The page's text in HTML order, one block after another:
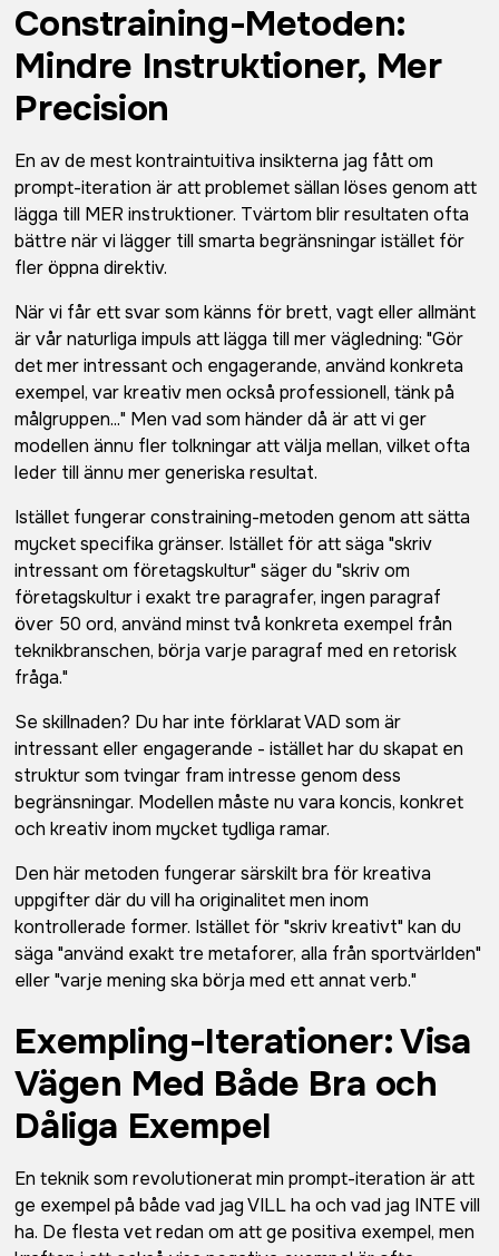
Constraining-Metoden:
Mindre Instruktioner, Mer
Precision
En av de mest kontraintuitiva insikterna jag fått om
prompt-iteration är att problemet sällan löses genom att
lägga till MER instruktioner. Tvärtom blir resultaten ofta
bättre när vi lägger till smarta begränsningar istället för
fler öppna direktiv.
När vi får ett svar som känns för brett, vagt eller allmänt
är vår naturliga impuls att lägga till mer vägledning: "Gör
det mer intressant och engagerande, använd konkreta
exempel, var kreativ men också professionell, tänk på
målgruppen..." Men vad som händer då är att vi ger
modellen ännu fler tolkningar att välja mellan, vilket ofta
leder till ännu mer generiska resultat.
Istället fungerar constraining-metoden genom att sätta
mycket specifika gränser. Istället för att säga "skriv
intressant om företagskultur" säger du "skriv om
företagskultur i exakt tre paragrafer, ingen paragraf
över 50 ord, använd minst två konkreta exempel från
teknikbranschen, börja varje paragraf med en retorisk
fråga."
Se skillnaden? Du har inte förklarat VAD som är
intressant eller engagerande - istället har du skapat en
struktur som tvingar fram intresse genom dess
begränsningar. Modellen måste nu vara koncis, konkret
och kreativ inom mycket tydliga ramar.
Den här metoden fungerar särskilt bra för kreativa
uppgifter där du vill ha originalitet men inom
kontrollerade former. Istället för "skriv kreativt" kan du
säga "använd exakt tre metaforer, alla från sportvärlden"
eller "varje mening ska börja med ett annat verb."
Exempling-Iterationer: Visa
Vägen Med Både Bra och
Dåliga Exempel
En teknik som revolutionerat min prompt-iteration är att
ge exempel på både vad jag VILL ha och vad jag INTE vill
ha. De flesta vet redan om att ge positiva exempel, men